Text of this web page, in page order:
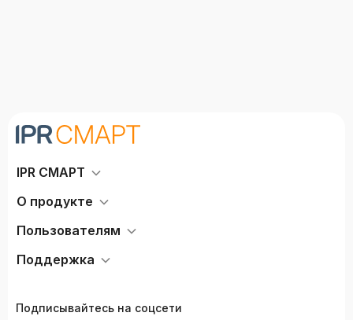
IPR СМАРТ
О продукте
Пользователям
Поддержка
Подписывайтесь на соцсети